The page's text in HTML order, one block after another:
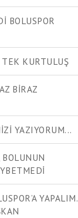
BOLUSPOR
KURTULUŞ
BİRAZ
YAZIYORUM...
YAPALIM.